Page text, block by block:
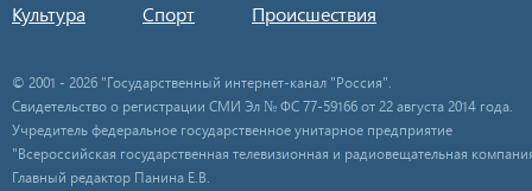
Культура
Спорт Происшествия
© 2001 - 2026 "Государственный интернет-канал "Россия".
Свидетельство о регистрации СМИ Эл № ФС 77-59166 от 22 августа 2014 года.
Учредитель федеральное государственное унитарное предприятие
"Всероссийская государственная телевизионная и радиовещательная
Главный редактор Панина Е.В.